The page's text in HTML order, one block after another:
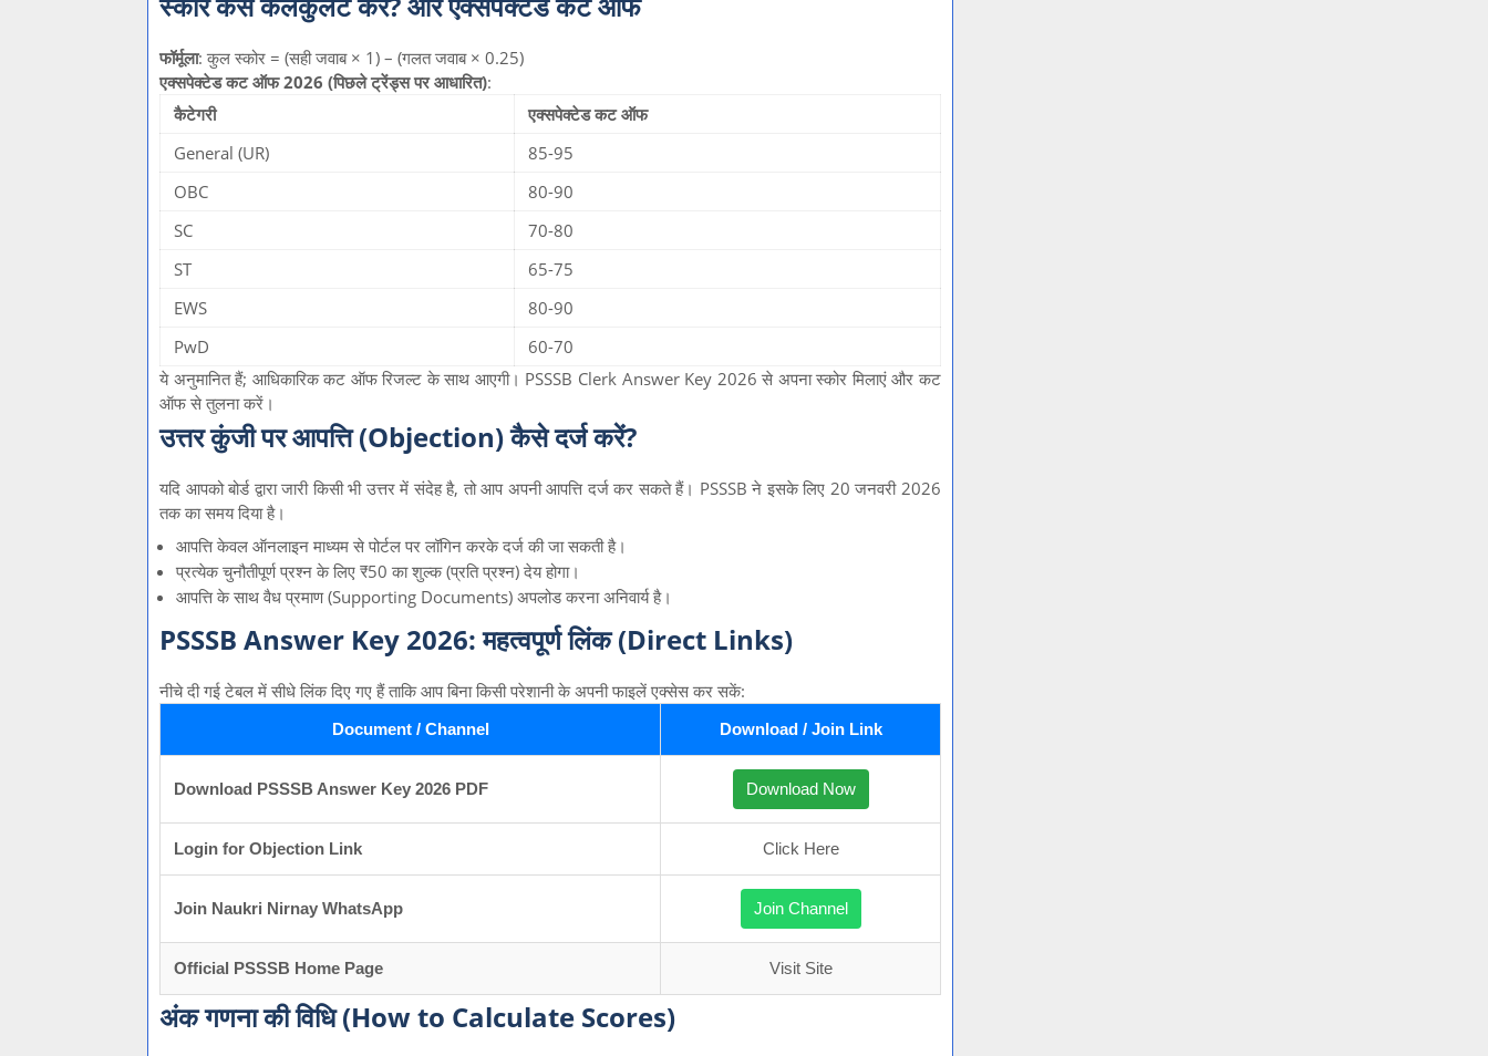
फॉर्मूला: कुल स्कोर = (सही जवाब × 1) – (गलत जवाब × 0.25)
एक्सपेक्टेड कट ऑफ 2026 (पिछले ट्रेंड्स पर आधारित):
कैटेगरी
एक्सपेक्टेड कट ऑफ
General (UR)
85-95
OBC
80-90
SC
70-80
ST
65-75
EWS
80-90
PwD
60-70
ये अनुमानित हैं; आधिकारिक कट ऑफ रिजल्ट के साथ आएगी। PSSSB Clerk Answer Key 2026 से अपना स्कोर मिलाएं और कट
ऑफ से तुलना करें।
उत्तर कुंजी पर आपत्ति (Objection) कैसे दर्ज करें?
यदि आपको बोर्ड द्वारा जारी किसी भी उत्तर में संदेह है, तो आप अपनी आपत्ति दर्ज कर सकते हैं। PSSSB ने इसके लिए 20 जनवरी 2026
तक का समय दिया है।
आपत्ति केवल ऑनलाइन माध्यम से पोर्टल पर लॉगिन करके दर्ज की जा सकती है।
प्रत्येक चुनौतीपूर्ण प्रश्न के लिए ₹50 का शुल्क (प्रति प्रश्न) देय होगा।
आपत्ति के साथ वैध प्रमाण (Supporting Documents) अपलोड करना अनिवार्य है।
PSSSB Answer Key 2026: महत्वपूर्ण लिंक (Direct Links)
नीचे दी गई टेबल में सीधे लिंक दिए गए हैं ताकि आप बिना किसी परेशानी के अपनी फाइलें एक्सेस कर सकें:
Document / Channel Download / Join Link
Download PSSSB Answer Key 2026 PDF Download Now
Login for Objection Link Click Here
Join Naukri Nirnay WhatsApp Join Channel
Official PSSSB Home Page Visit Site
अंक गणना की विधि (How to Calculate Scores)